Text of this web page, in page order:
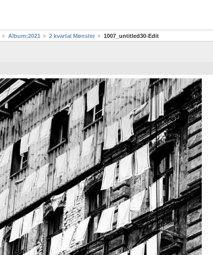
Album:2021 2 kvartal Mønster 1007_untitled30-Edit